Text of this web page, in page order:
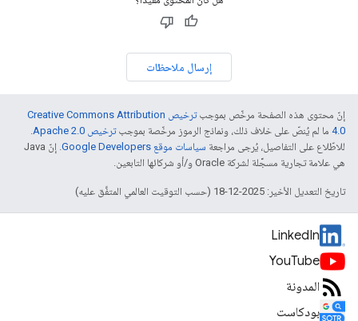
إرسال ملاحظات
إنّ محتوى هذه الصفحة مرخّص بموجب
ترخيص Creative Commons Attribution
4.0‏ ما لم يُنصّ على خلاف ذلك، ونماذج الرموز مرخّصة بموجبترخيص Apache 2.0‏
.
للاطّلاع على التفاصيل، يُرجى مراجعة سياسات موقع Google Developers‏
. إنّ Java
هي علامة تجارية مسجَّلة لشركة Oracle و/أو شركائها التابعين.
تاريخ التعديل الأخير: 2025-12-18 (حسب التوقيت العالمي المتفَّق عليه)
LinkedIn
YouTube
المدونة
بودكاست